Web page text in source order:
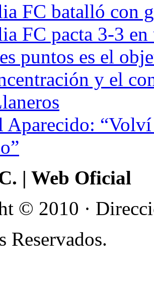
FC batalló con
FC pacta 3-3
puntos es el
y el
Aparecido:
| Web Oficial
© 2010 ·
Reservados.